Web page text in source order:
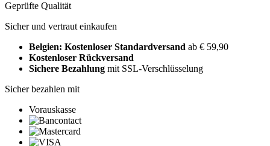
Geprüfte Qualität
Sicher und vertraut einkaufen
Belgien: Kostenloser Standardversand ab € 59,90
Kostenloser Rückversand
Sichere Bezahlung mit SSL-Verschlüsselung
Sicher bezahlen mit
Vorauskasse